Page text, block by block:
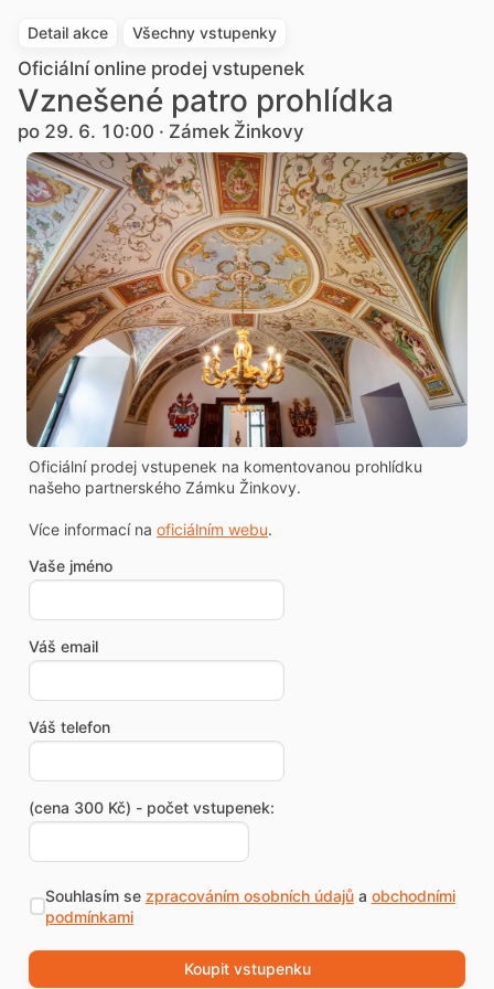
Detail akce Všechny vstupenky
Oficiální online prodej vstupenek
Vznešené patro prohlídka
po 29. 6. 10:00 · Zámek Žinkovy
Oficiální prodej vstupenek na komentovanou prohlídku
našeho partnerského Zámku Žinkovy.
Více informací na oficiálním webu.
Vaše jméno
Váš email
Váš telefon
(cena 300 Kč) - počet vstupenek:
Souhlasím se zpracováním osobních údajůa obchodními
podmínkami
Koupit vstupenku